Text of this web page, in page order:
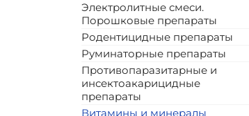
Электролитные смеси.
Порошковые препараты
Родентицидные препараты
Руминаторные препараты
Противопаразитарные и
инсектоакарицидные
препараты
Витамины и минералы